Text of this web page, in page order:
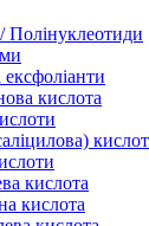
Полінуклеотиди
ексфоліанти
кислота
кислота
кислота